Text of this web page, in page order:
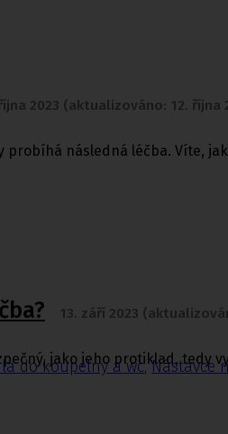
do koupelny a wc,Nástavce
2023 (aktualizováno: 12. října
následná léčba. Víte,
13. září 2023
jako jeho protiklad, tedy